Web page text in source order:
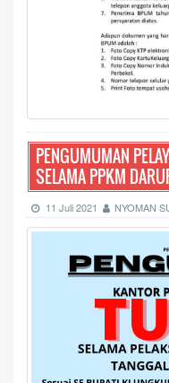
PENGUMUMAN
SELAMA PPKM
11 Juli 2021 NYOMAN